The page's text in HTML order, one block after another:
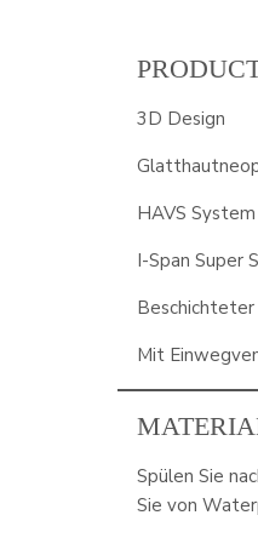
3D Design
HAVS
I-Span Super
Mit
Spülen Sie
Sie von